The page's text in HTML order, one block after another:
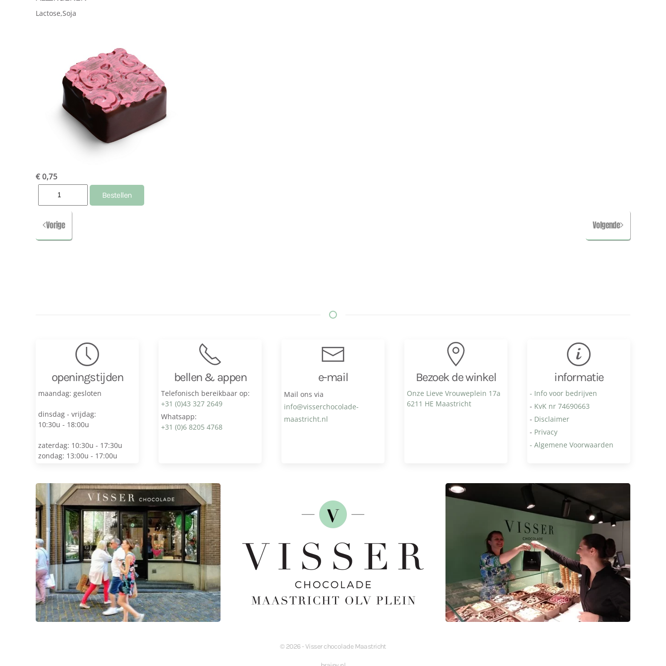
Lactose,Soja
€ 0,75
Vorige Volgende
openingstijden
maandag: gesloten
dinsdag - vrijdag:
10:30u - 18:00u
zaterdag: 10:30u - 17:30u
zondag: 13:00u - 17:00u
bellen & appen
Telefonisch bereikbaar op:
+31 (0)43 327 2649
Whatsapp:
+31 (0)6 8205 4768
e-mail
Mail ons via
info@visser­chocolade­
maastricht.nl
Bezoek de winkel
Onze Lieve Vrouweplein 17a
6211 HE Maastricht
informatie
- Info voor bedrijven
- KvK nr 74690663
- Disclaimer
- Privacy
- Algemene Voorwaarden
© 2026 - Visser chocolade Maastricht